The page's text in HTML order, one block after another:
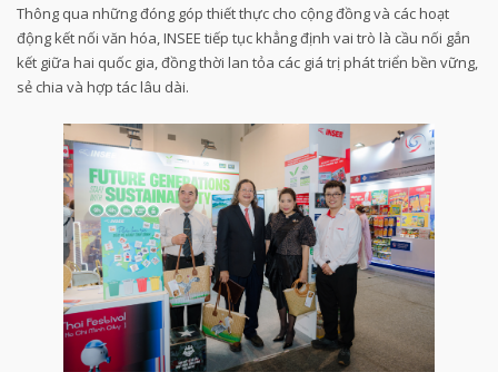
Thông qua những đóng góp thiết thực cho cộng đồng và các hoạt
động kết nối văn hóa, INSEE tiếp tục khẳng định vai trò là cầu nối gắn
kết giữa hai quốc gia, đồng thời lan tỏa các giá trị phát triển bền vững,
sẻ chia và hợp tác lâu dài.